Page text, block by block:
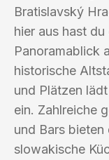
Bratislavský
hier aus hast
Panoramablick
historische
und Plätzen
ein. Zahlreiche
und Bars
slowakische